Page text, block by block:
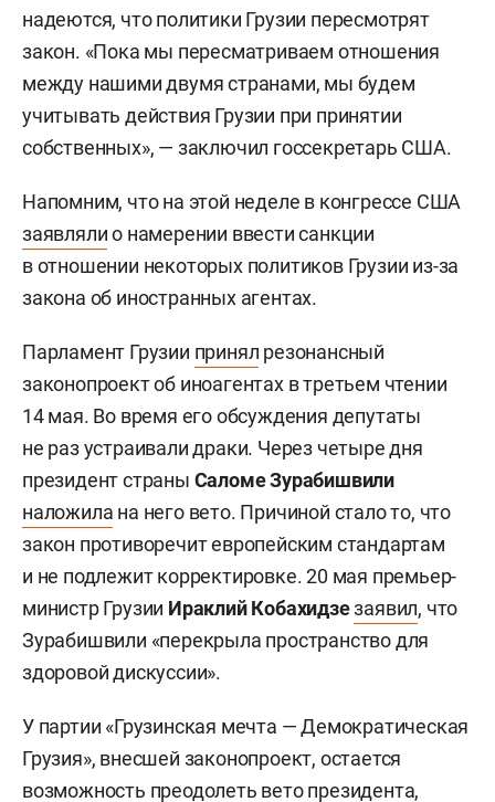
надеются, что политики Грузии пересмотрят
закон. «Пока мы пересматриваем отношения
между нашими двумя странами, мы будем
учитывать действия Грузии при принятии
собственных», — заключил госсекретарь США.
Напомним, что на этой неделе в конгрессе США
заявлялио намерении ввести санкции
в отношении некоторых политиков Грузии из-за
закона об иностранных агентах.
Парламент Грузии принял резонансный
законопроект об иноагентах в третьем чтении
14 мая. Во время его обсуждения депутаты
не раз устраивали драки. Через четыре дня
президент страны Саломе Зурабишвили
наложила на него вето. Причиной стало то, что
закон противоречит европейским стандартам
и не подлежит корректировке. 20 мая премьер-
министр Грузии Ираклий Кобахидзезаявил, что
Зурабишвили «перекрыла пространство для
здоровой дискуссии».
У партии «Грузинская мечта — Демократическая
Грузия», внесшей законопроект, остается
возможность преодолеть вето президента,